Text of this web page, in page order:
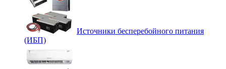
Источники бесперебойного питания
(ИБП)